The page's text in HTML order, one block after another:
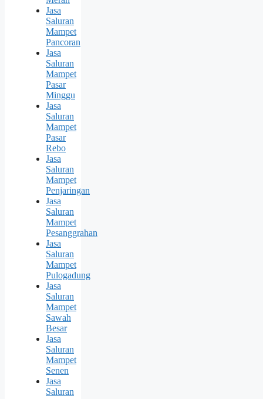
Jasa
Saluran
Mampet
Pancoran
Jasa
Saluran
Mampet
Pasar
Minggu
Jasa
Saluran
Mampet
Pasar
Rebo
Jasa
Saluran
Mampet
Penjaringan
Jasa
Saluran
Mampet
Pesanggrahan
Jasa
Saluran
Mampet
Pulogadung
Jasa
Saluran
Mampet
Sawah
Besar
Jasa
Saluran
Mampet
Senen
Jasa
Saluran